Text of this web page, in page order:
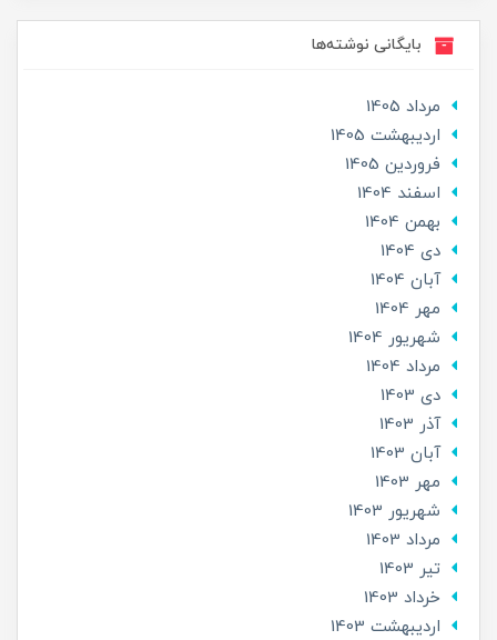
بایگانی نوشته‌ها
مرداد 1405
ارديبهشت 1405
فروردین 1405
اسفند 1404
بهمن 1404
دی 1404
آبان 1404
مهر 1404
شهریور 1404
مرداد 1404
دی 1403
آذر 1403
آبان 1403
مهر 1403
شهریور 1403
مرداد 1403
تير 1403
خرداد 1403
ارديبهشت 1403